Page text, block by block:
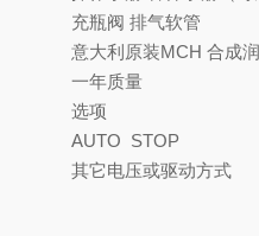
充瓶阀 排气软管
意大利原装MCH 合成
一年质量
选项
AUTO STOP
其它电压或驱动方式